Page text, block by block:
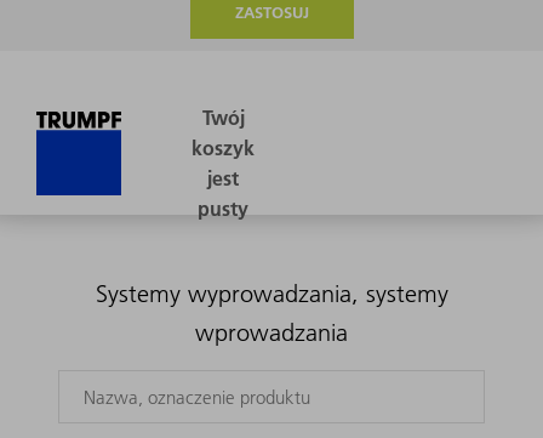
ZASTOSUJ
Systemy wyprowadzania, systemy
wprowadzania